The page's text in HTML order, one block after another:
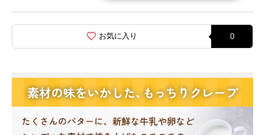
お気に入り 0